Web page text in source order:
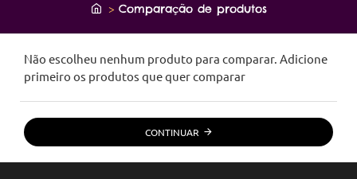
h
e
Comparação de produtos
Não escolheu nenhum produto para comparar. Adicione
primeiro os produtos que quer comparar
CONTINUAR